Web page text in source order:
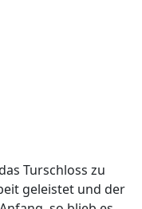
Turschloss zu
geleistet und der